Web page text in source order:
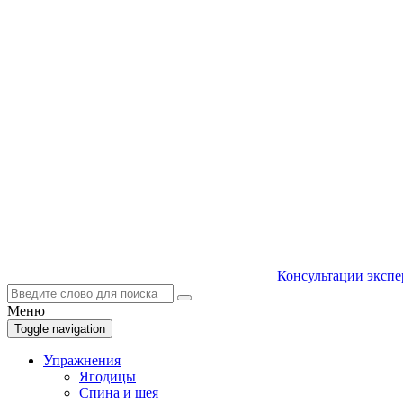
Консультации
Меню
Toggle navigation
Упражнения
Ягодицы
Спина и шея